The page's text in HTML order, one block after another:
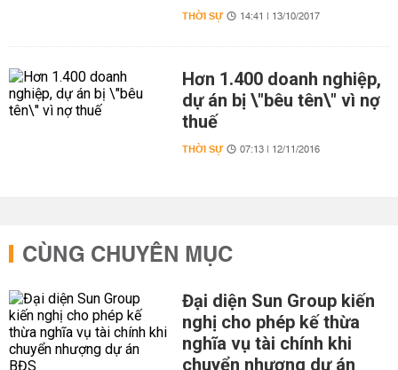
THỜI SỰ 14:41 | 13/10/2017
Hơn 1.400 doanh nghiệp,
dự án bị \"bêu tên\" vì nợ
thuế
THỜI SỰ 07:13 | 12/11/2016
CÙNG CHUYÊN MỤC
Đại diện Sun Group kiến
nghị cho phép kế thừa
nghĩa vụ tài chính khi
chuyển nhượng dự án